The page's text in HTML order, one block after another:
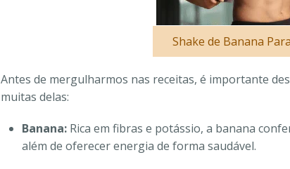
Shake de Banana
Antes de mergulharmos nas receitas, é importante
muitas delas:
Banana: Rica em fibras e potássio, a banana
além de oferecer energia de forma saudável.